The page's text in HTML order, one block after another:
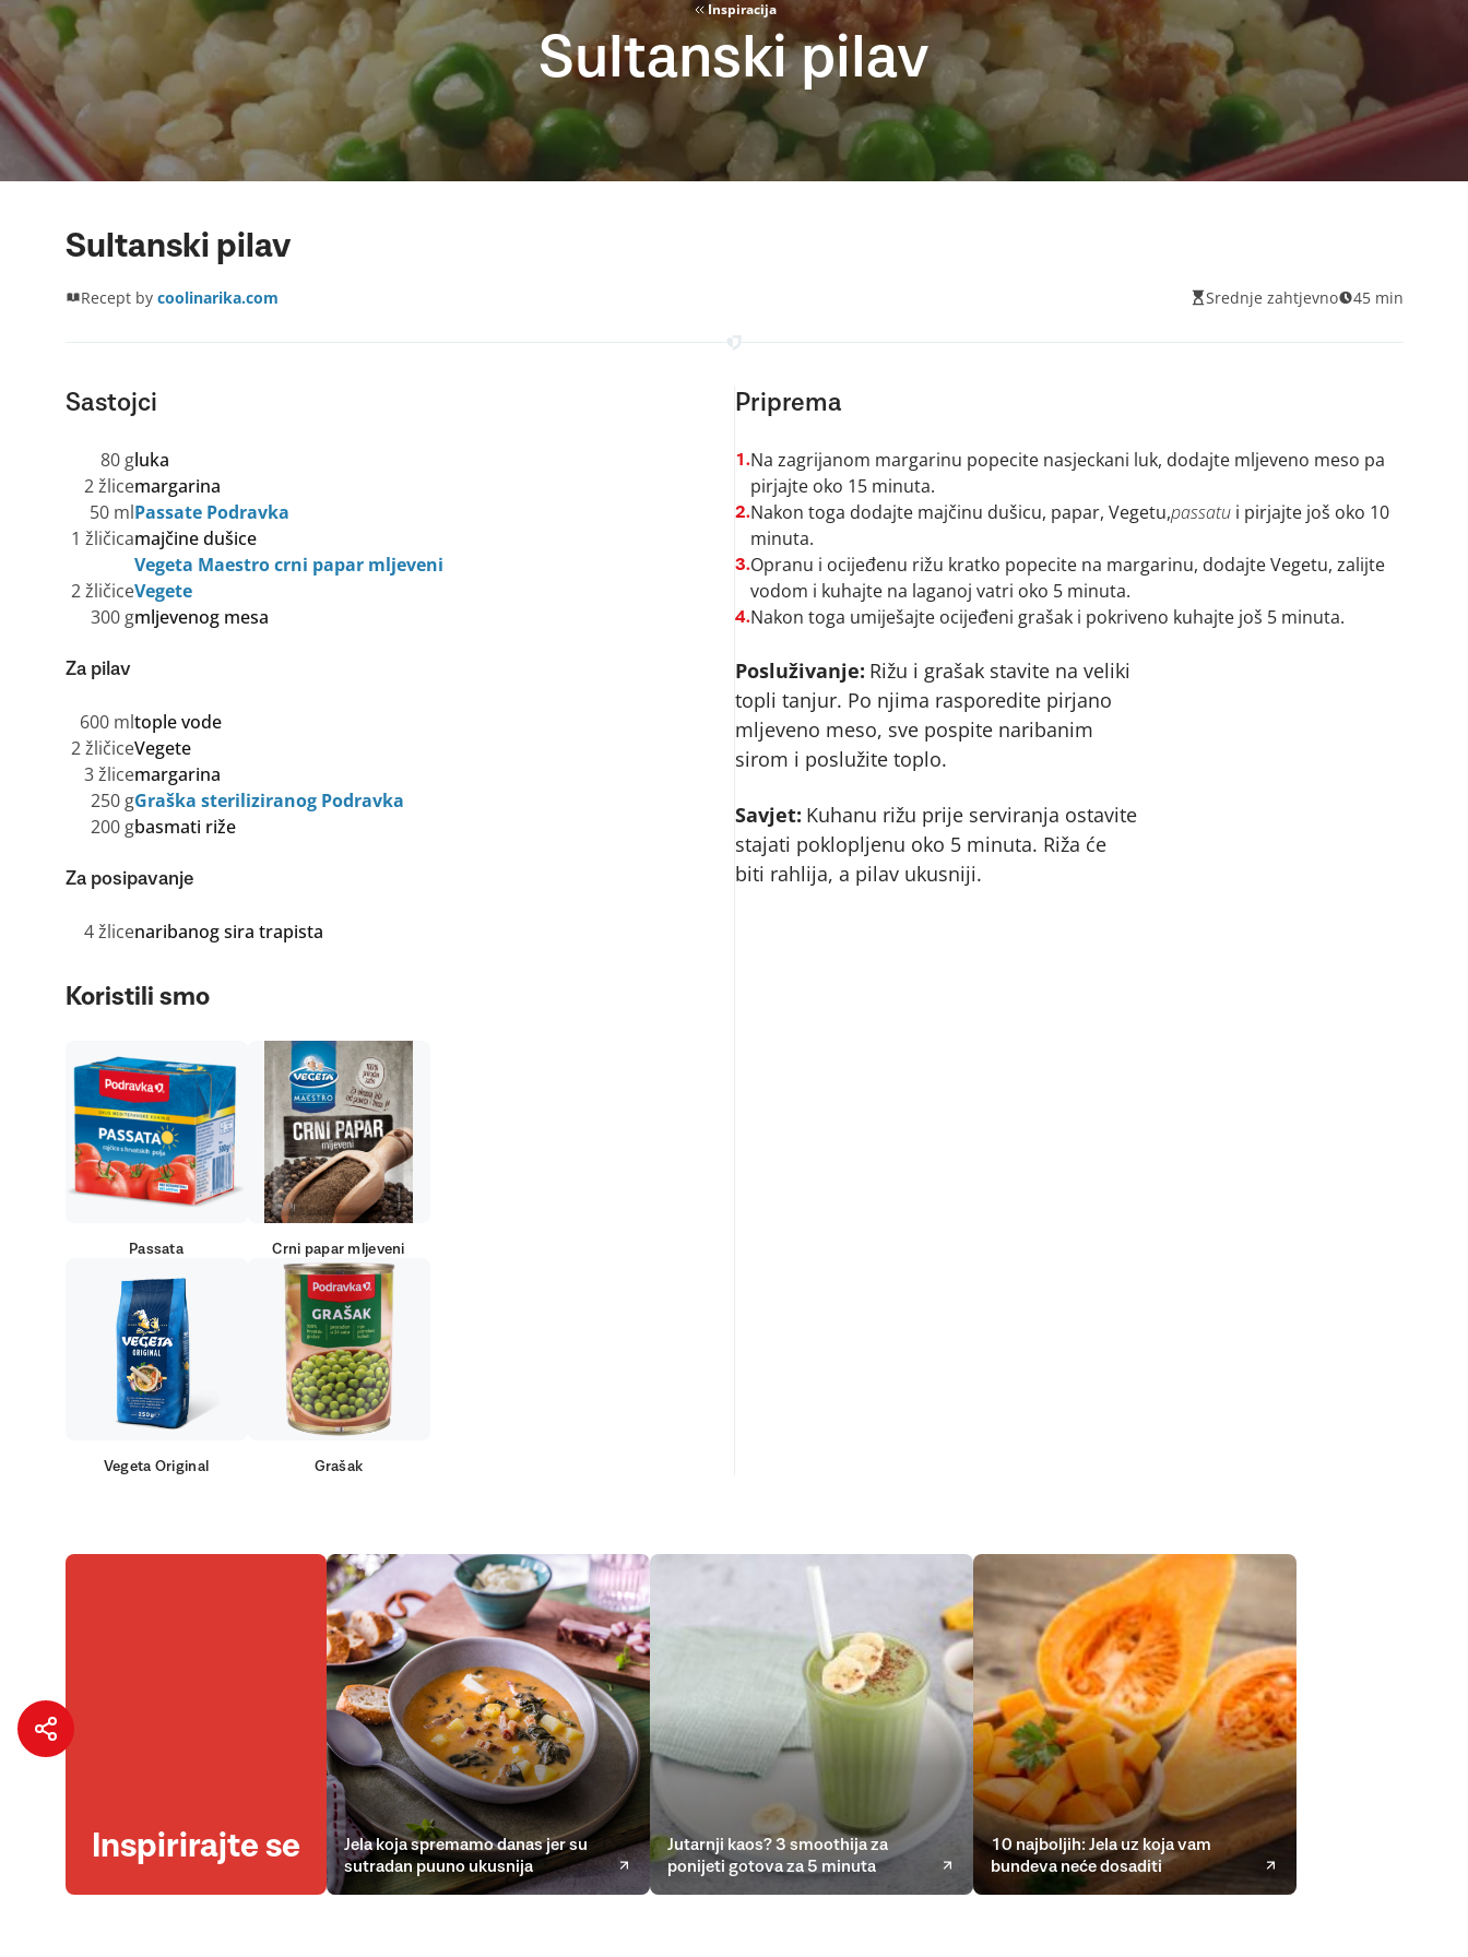
Inspiracija
Sultanski pilav
Sultanski pilav
Recept by coolinarika.com Srednje zahtjevno 45 min
Sastojci
80 gluka
2 žlicemargarina
50 mlPassate Podravka
1 žličicamajčine dušice
Vegeta Maestro crni papar mljeveni
2 žličiceVegete
300 gmljevenog mesa
Za pilav
600 mltople vode
2 žličiceVegete
3 žlicemargarina
250 gGraška steriliziranog Podravka
200 gbasmati riže
Za posipavanje
4 žlicenaribanog sira trapista
Koristili smo
Passata Crni papar mljeveni
Vegeta Original Grašak
Priprema
1.Na zagrijanom margarinu popecite nasjeckani luk, dodajte mljeveno meso pa
pirjajte oko 15 minuta.
2.Nakon toga dodajte majčinu dušicu, papar, Vegetu,passatui pirjajte još oko 10
minuta.
3.Opranu i ocijeđenu rižu kratko popecite na margarinu, dodajte Vegetu, zalijte
vodom i kuhajte na laganoj vatri oko 5 minuta.
4.Nakon toga umiješajte ocijeđeni grašak i pokriveno kuhajte još 5 minuta.
Posluživanje: Rižu i grašak stavite na veliki
topli tanjur. Po njima rasporedite pirjano
mljeveno meso, sve pospite naribanim
sirom i poslužite toplo.
Savjet: Kuhanu rižu prije serviranja ostavite
stajati poklopljenu oko 5 minuta. Riža će
biti rahlija, a pilav ukusniji.
Inspirirajte se
Jela koja spremamo danas jer su
sutradan puuno ukusnija
Jutarnji kaos? 3 smoothija za
ponijeti gotova za 5 minuta
10 najboljih: Jela uz koja vam
bundeva neće dosaditi